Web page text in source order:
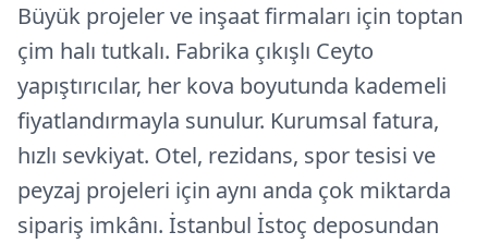
Büyük projeler ve inşaat firmaları için toptan
çim halı tutkalı. Fabrika çıkışlı Ceyto
yapıştırıcılar, her kova boyutunda kademeli
fiyatlandırmayla sunulur. Kurumsal fatura,
hızlı sevkiyat. Otel, rezidans, spor tesisi ve
peyzaj projeleri için aynı anda çok miktarda
sipariş imkânı. İstanbul İstoç deposundan